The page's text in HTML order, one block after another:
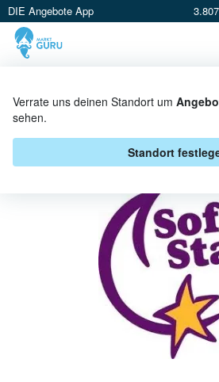
DIE Angebote App
Verrate uns deinen Standort um
sehen.
Standort
SOFT STAR